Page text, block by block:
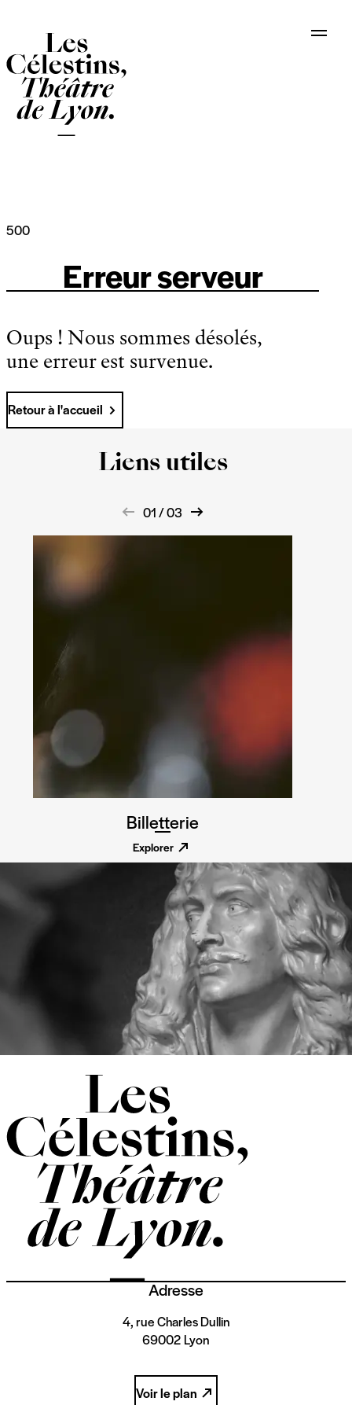
500
Erreur serveur
Oups ! Nous sommes désolés,
une erreur est survenue.
Retour à l'accueil
Liens utiles
01 / 03
Billetterie
Explorer
Adresse
4, rue Charles Dullin
69002 Lyon
Voir le plan